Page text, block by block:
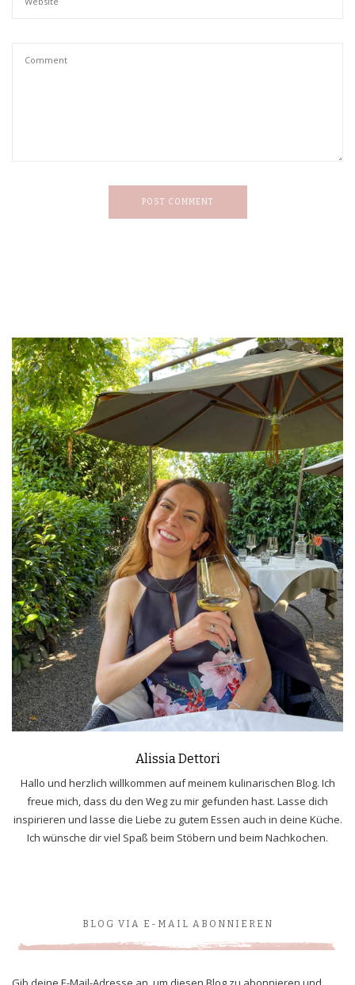
POST COMMENT
Alissia Dettori
Hallo und herzlich willkommen auf meinem kulinarischen Blog. Ich
freue mich, dass du den Weg zu mir gefunden hast. Lasse dich
inspirieren und lasse die Liebe zu gutem Essen auch in deine Küche.
Ich wünsche dir viel Spaß beim Stöbern und beim Nachkochen.
BLOG VIA E-MAIL ABONNIEREN